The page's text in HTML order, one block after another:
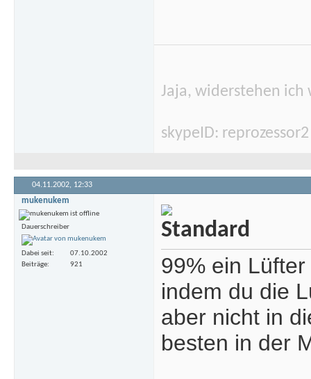
Jaja, widerstehen ich
skypeID: reprozessor2
04.11.2002, 12:33
mukenukem
Dauerschreiber
Dabei seit
07.10.2002
Beiträge
921
99% ein
indem du die
aber nicht in
besten in der